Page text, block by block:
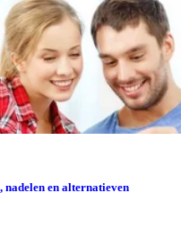
nadelen en alternatieven